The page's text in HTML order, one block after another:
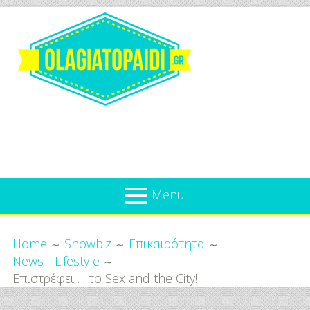
content
Menu
Για
το
Παιδί
Επικαιρότητα
Προσφορές
Home Showbiz
Επικαιρότητα
News - Lifestyle
Επιστρέφει…. το Sex and the City!